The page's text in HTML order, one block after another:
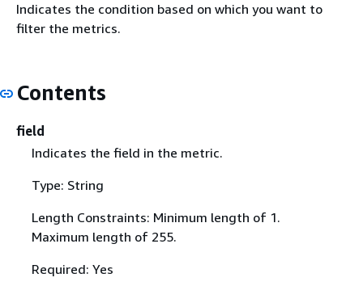
Indicates the condition based on which you want to
filter the metrics.
Contents
field
Indicates the field in the metric.
Type: String
Length Constraints: Minimum length of 1.
Maximum length of 255.
Required: Yes